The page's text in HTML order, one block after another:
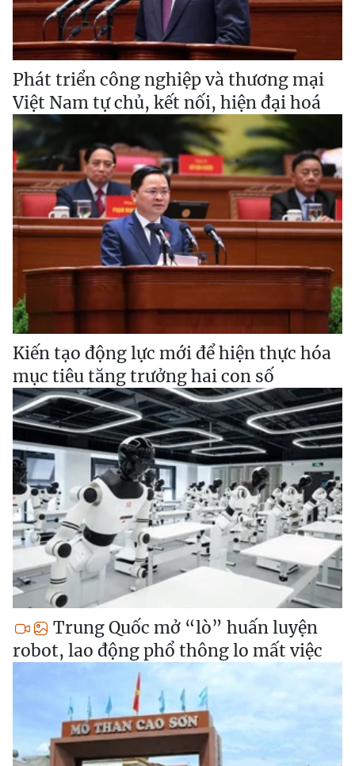
Phát triển công nghiệp và thương mại
Việt Nam tự chủ, kết nối, hiện đại hoá
Kiến tạo động lực mới để hiện thực hóa
mục tiêu tăng trưởng hai con số
Trung Quốc mở “lò” huấn luyện
robot, lao động phổ thông lo mất việc